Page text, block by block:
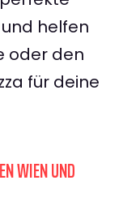
helfen
oder den
für deine
WIEN UND